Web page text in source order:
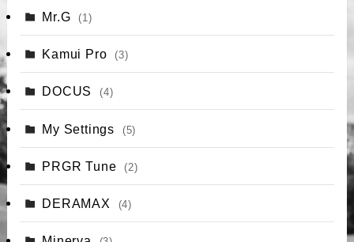
Mr.G (1)
Kamui Pro (3)
DOCUS (4)
My Settings (5)
PRGR Tune (2)
DERAMAX (4)